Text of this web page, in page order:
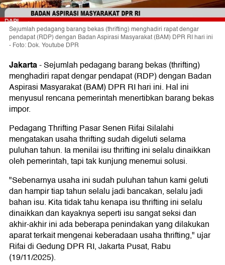
Sejumlah pedagang barang bekas (thrifting) menghadiri rapat dengar
pendapat (RDP) dengan Badan Aspirasi Masyarakat (BAM) DPR RI hari ini
- Foto: Dok. Youtube DPR
Jakarta-Sejumlah pedagang barang bekas (thrifting)
menghadiri rapat dengar pendapat (RDP) dengan Badan
Aspirasi Masyarakat (BAM) DPR RI hari ini. Hal ini
menyusul rencana pemerintah menertibkan barang bekas
impor.
Pedagang Thrifting Pasar Senen Rifai Silalahi
mengatakan usaha thrifting sudah digeluti selama
puluhan tahun. Ia menilai isu thrifting ini selalu dinaikkan
oleh pemerintah, tapi tak kunjung menemui solusi.
"Sebenarnya usaha ini sudah puluhan tahun kami geluti
dan hampir tiap tahun selalu jadi bancakan, selalu jadi
bahan isu. Kita tidak tahu kenapa isu thrifting ini selalu
dinaikkan dan kayaknya seperti isu sangat seksi dan
akhir-akhir ini ada beberapa penindakan yang dilakukan
aparat terkait mengenai keberadaan usaha thrifting," ujar
Rifai di Gedung DPR RI, Jakarta Pusat, Rabu
(19/11/2025).